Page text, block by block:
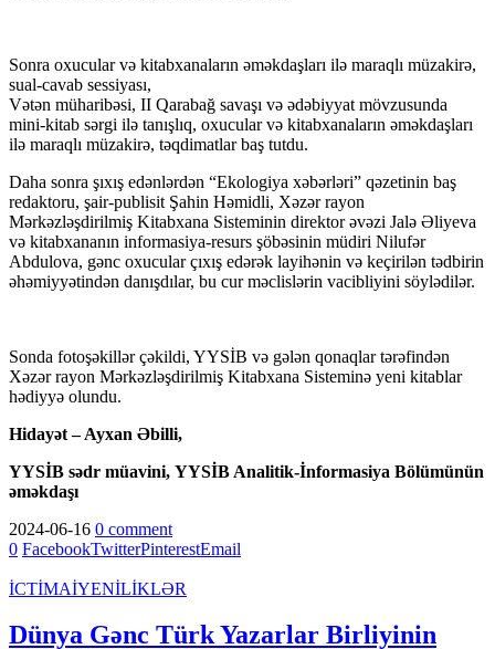
Sonra oxucular və kitabxanaların əməkdaşları ilə maraqlı müzakirə,
sual-cavab sessiyası,
Vətən müharibəsi, II Qarabağ savaşı və ədəbiyyat mövzusunda
mini-kitab sərgi ilə tanışlıq, oxucular və kitabxanaların əməkdaşları
ilə maraqlı müzakirə, təqdimatlar baş tutdu.
Daha sonra şıxış edənlərdən “Ekologiya xəbərləri” qəzetinin baş
redaktoru, şair-publisit Şahin Həmidli, Xəzər rayon
Mərkəzləşdirilmiş Kitabxana Sisteminin direktor əvəzi Jalə Əliyeva
və kitabxananın informasiya-resurs şöbəsinin müdiri Nilufər
Abdulova, gənc oxucular çıxış edərək layihənin və keçirilən tədbirin
əhəmiyyətindən danışdılar, bu cur məclislərin vacibliyini söylədilər.
Sonda fotoşəkillər çəkildi, YYSİB və gələn qonaqlar tərəfindən
Xəzər rayon Mərkəzləşdirilmiş Kitabxana Sisteminə yeni kitablar
hədiyyə olundu.
Hidayət – Ayxan Əbilli,
YYSİB sədr müavini, YYSİB Analitik-İnformasiya Bölümünün
əməkdaşı
2024-06-16 0 comment
0 FacebookTwitterPinterestEmail
İCTİMAİYENİLİKLƏR
Dünya Gənc Türk Yazarlar Birliyinin